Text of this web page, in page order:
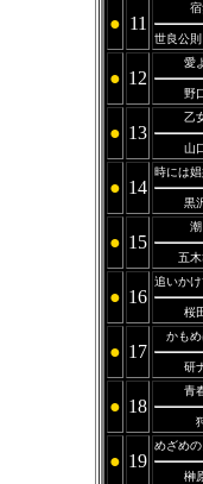
● 11
宿
世良公
● 12
愛
野
● 13
乙
山
● 14
時には
黒
● 15
潮
五木
● 16
追いか
桜
● 17
かも
研
● 18
青
● 19
めざめ
榊